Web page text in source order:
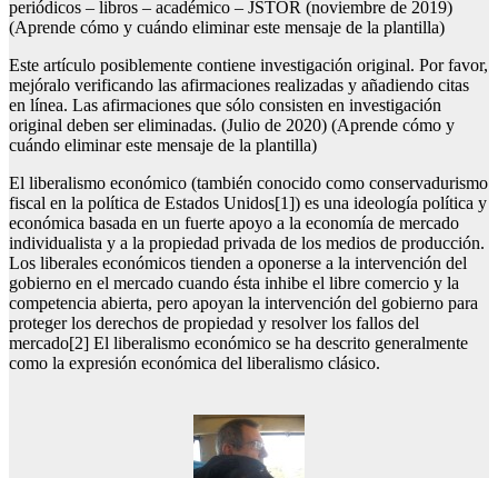
periódicos – libros – académico – JSTOR (noviembre de 2019)
(Aprende cómo y cuándo eliminar este mensaje de la plantilla)
Este artículo posiblemente contiene investigación original. Por favor,
mejóralo verificando las afirmaciones realizadas y añadiendo citas
en línea. Las afirmaciones que sólo consisten en investigación
original deben ser eliminadas. (Julio de 2020) (Aprende cómo y
cuándo eliminar este mensaje de la plantilla)
El liberalismo económico (también conocido como conservadurismo
fiscal en la política de Estados Unidos[1]) es una ideología política y
económica basada en un fuerte apoyo a la economía de mercado
individualista y a la propiedad privada de los medios de producción.
Los liberales económicos tienden a oponerse a la intervención del
gobierno en el mercado cuando ésta inhibe el libre comercio y la
competencia abierta, pero apoyan la intervención del gobierno para
proteger los derechos de propiedad y resolver los fallos del
mercado[2] El liberalismo económico se ha descrito generalmente
como la expresión económica del liberalismo clásico.